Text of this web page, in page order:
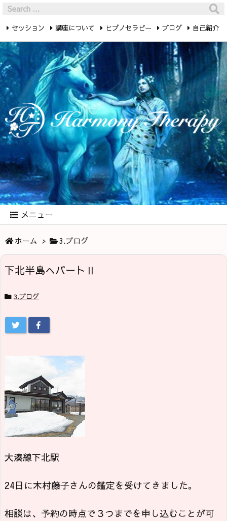
メニュー
セッション 講座について ヒプノセラピー ブログ 自己紹介
最新記事 お問い合わせ
ホーム > 3.ブログ
下北半島へパートⅡ
3.ブログ
大湊線下北駅
24日に木村藤子さんの鑑定を受けてきました。
相談は、予約の時点で３つまでを申し込むことが可